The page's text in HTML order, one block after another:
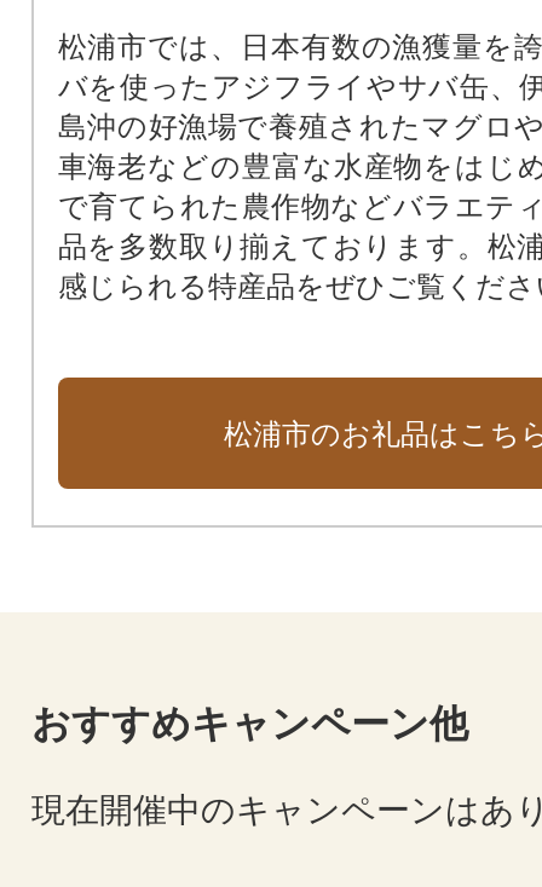
ち」きらり事業）
市民の足である松浦鉄道の支援事
「まち」きらり事業）
鷹島海底遺跡の調査研究・保存・
つうら「まち」きらり事業）
指定なし（市長におまかせ）
松浦市では、日本有数の漁獲量を
バを使ったアジフライやサバ缶、
島沖の好漁場で養殖されたマグロ
車海老などの豊富な水産物をはじ
で育てられた農作物などバラエテ
品を多数取り揃えております。松
感じられる特産品をぜひご覧くだ
松浦市のお礼品はこち
おすすめキャンペーン他
現在開催中のキャンペーンはあ